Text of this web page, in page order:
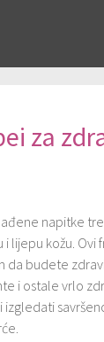
za
napitke
lijepu kožu. Ovi
da budete
i ostale vrlo